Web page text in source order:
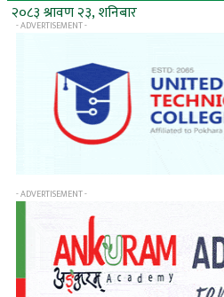
२०८३ श्रावण २३, शनिबार
- ADVERTISEMENT -
- ADVERTISEMENT -